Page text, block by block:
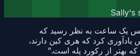
Sally's
یک ساعت به نظر رسید که
یادآوری کرد که هری کین دارند،
بهتر از رکورد پله است.”